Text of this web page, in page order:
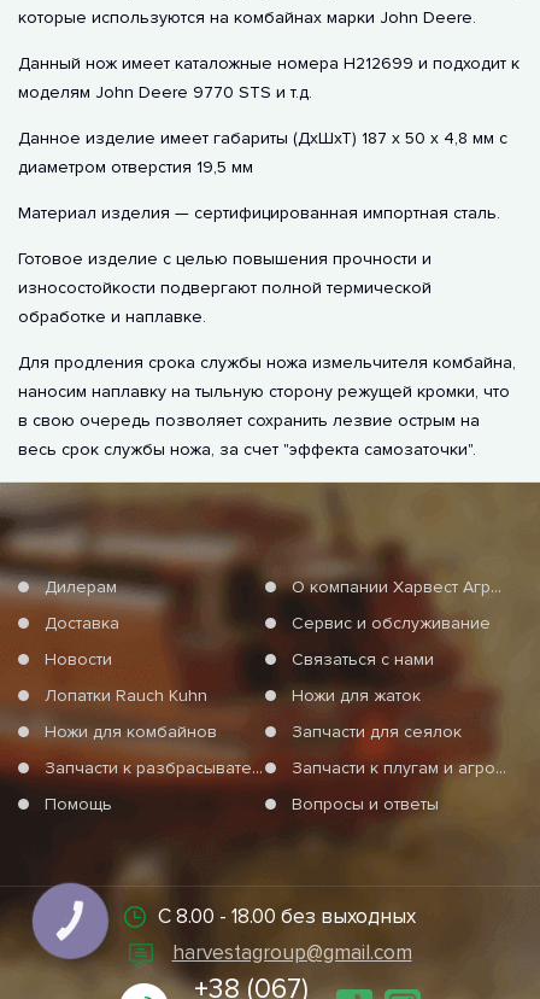
которые используются на комбайнах марки John Deere.
Данный нож имеет каталожные номера H212699 и подходит к
моделям John Deere 9770 STS и т.д.
Данное изделие имеет габариты (ДхШхТ) 187 х 50 х 4,8 мм с
диаметром отверстия 19,5 мм
Материал изделия — сертифицированная импортная сталь.
Готовое изделие с целью повышения прочности и
износостойкости подвергают полной термической
обработке и наплавке.
Для продления срока службы ножа измельчителя комбайна,
наносим наплавку на тыльную сторону режущей кромки, что
в свою очередь позволяет сохранить лезвие острым на
весь срок службы ножа, за счет "эффекта самозаточки".
Дилерам
О компании Харвест Агро Груп
Доставка
Сервис и обслуживание
Новости
Связаться с нами
Лопатки Rauch Kuhn
Ножи для жаток
Ножи для комбайнов
Запчасти для сеялок
Запчасти к разбрасывателям минеральных удобрений
Запчасти к плугам и агротехнике
Помощь
Вопросы и ответы
С 8.00 - 18.00 без выходных
harvestagroup@gmail.com
+38 (067)
КНОПКА
СВЯЗИ